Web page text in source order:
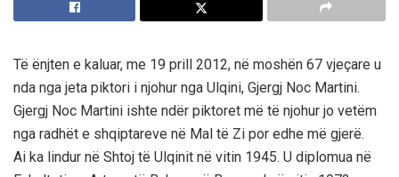
Të ënjten e kaluar, me 19 prill 2012, në moshën 67 vjeçare u
nda nga jeta piktori i njohur nga Ulqini, Gjergj Noc Martini.
Gjergj Noc Martini ishte ndër piktoret më të njohur jo vetëm
nga radhët e shqiptareve në Mal të Zi por edhe më gjerë.
Ai ka lindur në Shtoj të Ulqinit në vitin 1945. U diplomua në